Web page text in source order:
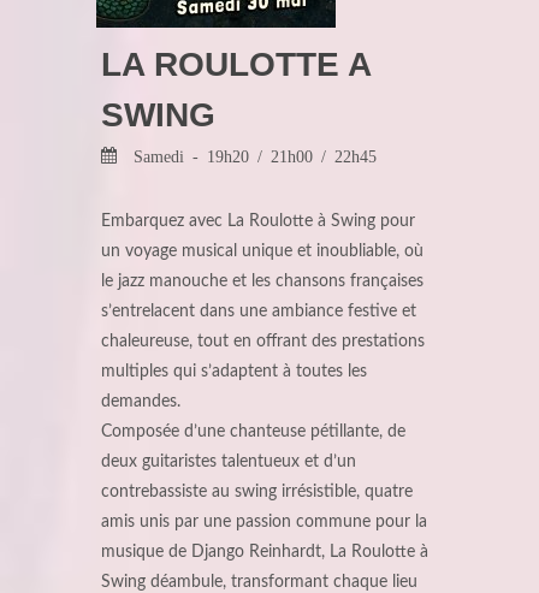
LA ROULOTTE A
SWING
Samedi - 19h20 / 21h00 / 22h45
Embarquez avec La Roulotte à Swing pour
un voyage musical unique et inoubliable, où
le jazz manouche et les chansons françaises
s’entrelacent dans une ambiance festive et
chaleureuse, tout en offrant des prestations
multiples qui s’adaptent à toutes les
demandes.
Composée d’une chanteuse pétillante, de
deux guitaristes talentueux et d’un
contrebassiste au swing irrésistible, quatre
amis unis par une passion commune pour la
musique de Django Reinhardt, La Roulotte à
Swing déambule, transformant chaque lieu